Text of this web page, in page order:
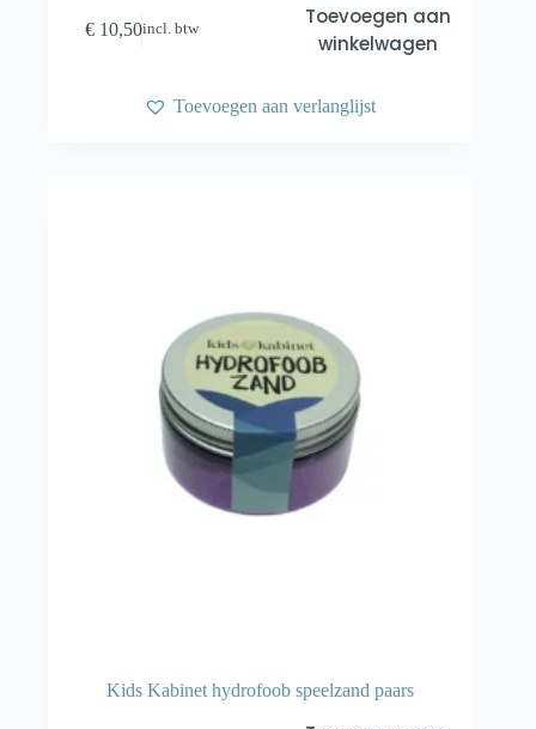
€ 10,50incl. btw
Toevoegen aan
winkelwagen
Toevoegen aan verlanglijst
Kids Kabinet hydrofoob speelzand paars